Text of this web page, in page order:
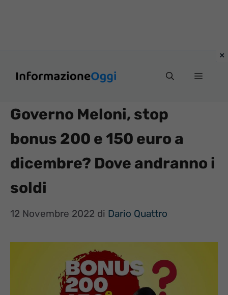
Menu
Governo Meloni, stop
bonus 200 e 150 euro a
dicembre? Dove andranno i
soldi
12 Novembre 2022 di Dario Quattro